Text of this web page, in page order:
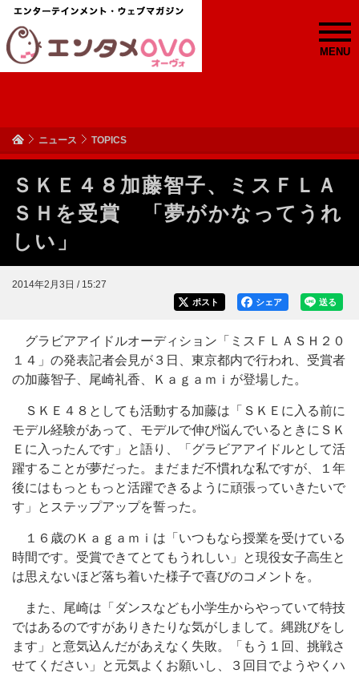
MENU
ニュース TOPICS
ＳＫＥ４８加藤智子、ミスＦＬＡ
ＳＨを受賞 「夢がかなってうれ
しい」
2014年2月3日 / 15:27
送る
シェア
ポスト
グラビアアイドルオーディション「ミスＦＬＡＳＨ２０
１４」の発表記者会見が３日、東京都内で行われ、受賞者
の加藤智子、尾崎礼香、Ｋａｇａｍｉが登場した。
ＳＫＥ４８としても活動する加藤は「ＳＫＥに入る前に
モデル経験があって、モデルで伸び悩んでいるときにＳＫ
Ｅに入ったんです」と語り、「グラビアアイドルとして活
躍することが夢だった。まだまだ不慣れな私ですが、１年
後にはもっともっと活躍できるように頑張っていきたいで
す」とステップアップを誓った。
１６歳のＫａｇａｍｉは「いつもなら授業を受けている
時間です。受賞できてとてもうれしい」と現役女子高生と
は思えないほど落ち着いた様子で喜びのコメントを。
また、尾崎は「ダンスなども小学生からやっていて特技
ではあるのですがありきたりな気がしまして。縄跳びをし
ます」と意気込んだがあえなく失敗。「もう１回、挑戦さ
せてください」と元気よくお願いし、３回目でようやくハ